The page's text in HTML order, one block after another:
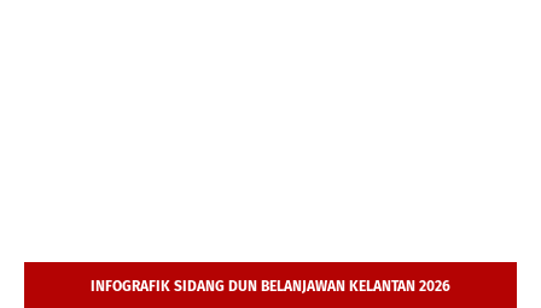
INFOGRAFIK SIDANG DUN BELANJAWAN KELANTAN 2026